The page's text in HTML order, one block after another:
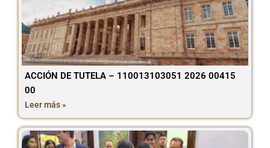
ACCIÓN DE TUTELA – 110013103051 2026 00415
00
Leer más »